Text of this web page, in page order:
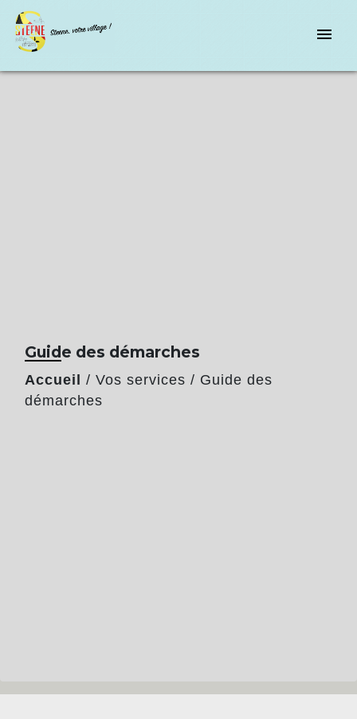
menu
Guide des démarches
Accueil / Vos services / Guide des
démarches